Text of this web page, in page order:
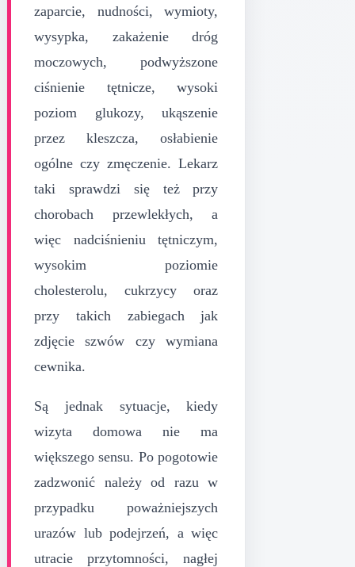
zaparcie, nudności, wymioty,
wysypka, zakażenie dróg
moczowych, podwyższone
ciśnienie tętnicze, wysoki
poziom glukozy, ukąszenie
przez kleszcza, osłabienie
ogólne czy zmęczenie. Lekarz
taki sprawdzi się też przy
chorobach przewlekłych, a
więc nadciśnieniu tętniczym,
wysokim poziomie
cholesterolu, cukrzycy oraz
przy takich zabiegach jak
zdjęcie szwów czy wymiana
cewnika.
Są jednak sytuacje, kiedy
wizyta domowa nie ma
większego sensu. Po pogotowie
zadzwonić należy od razu w
przypadku poważniejszych
urazów lub podejrzeń, a więc
utracie przytomności, nagłej